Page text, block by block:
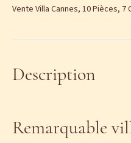
Vente Villa Cannes, 10 Pièces, 7
Description
Remarquable